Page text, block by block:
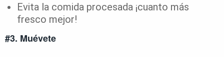
Evita la comida procesada ¡cuanto más
fresco mejor!
#3. Muévete